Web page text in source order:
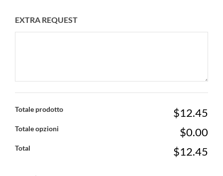
EXTRA REQUEST
Totale prodotto $12.45
Totale opzioni $0.00
Total $12.45